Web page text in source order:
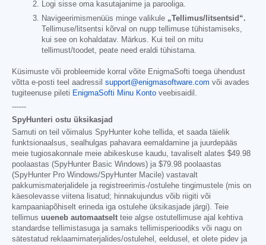
Logi sisse oma kasutajanime ja parooliga.
Navigeerimismenüüs minge valikule „Tellimus/litsentsid“.
Tellimuse/litsentsi kõrval on nupp tellimuse tühistamiseks,
kui see on kohaldatav. Märkus. Kui teil on mitu
tellimust/toodet, peate need eraldi tühistama.
Küsimuste või probleemide korral võite EnigmaSofti toega ühendust
võtta e-posti teel aadressil support@enigmasoftware.com või avades
tugiteenuse pileti EnigmaSofti Minu Konto veebisaidil.
------
SpyHunteri ostu üksikasjad
Samuti on teil võimalus SpyHunter kohe tellida, et saada täielik
funktsionaalsus, sealhulgas pahavara eemaldamine ja juurdepääs
meie tugiosakonnale meie abikeskuse kaudu, tavaliselt alates $49.98
poolaastas (SpyHunter Basic Windows) ja $79.98 poolaastas
(SpyHunter Pro Windows/SpyHunter Macile) vastavalt
pakkumismaterjalidele ja registreerimis-/ostulehe tingimustele (mis on
käesolevasse viitena lisatud; hinnakujundus võib riigiti või
kampaaniapõhiselt erineda iga ostulehe üksikasjade järgi). Teie
tellimus uueneb automaatselt teie algse ostutellimuse ajal kehtiva
standardse tellimistasuga ja samaks tellimisperioodiks või nagu on
sätestatud reklaamimaterjalides/ostulehel, eeldusel, et olete pidev ja